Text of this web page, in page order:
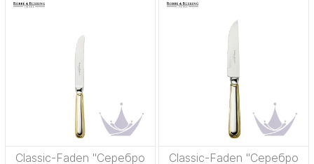
Classic-Faden "Серебро
Classic-Faden "Серебро